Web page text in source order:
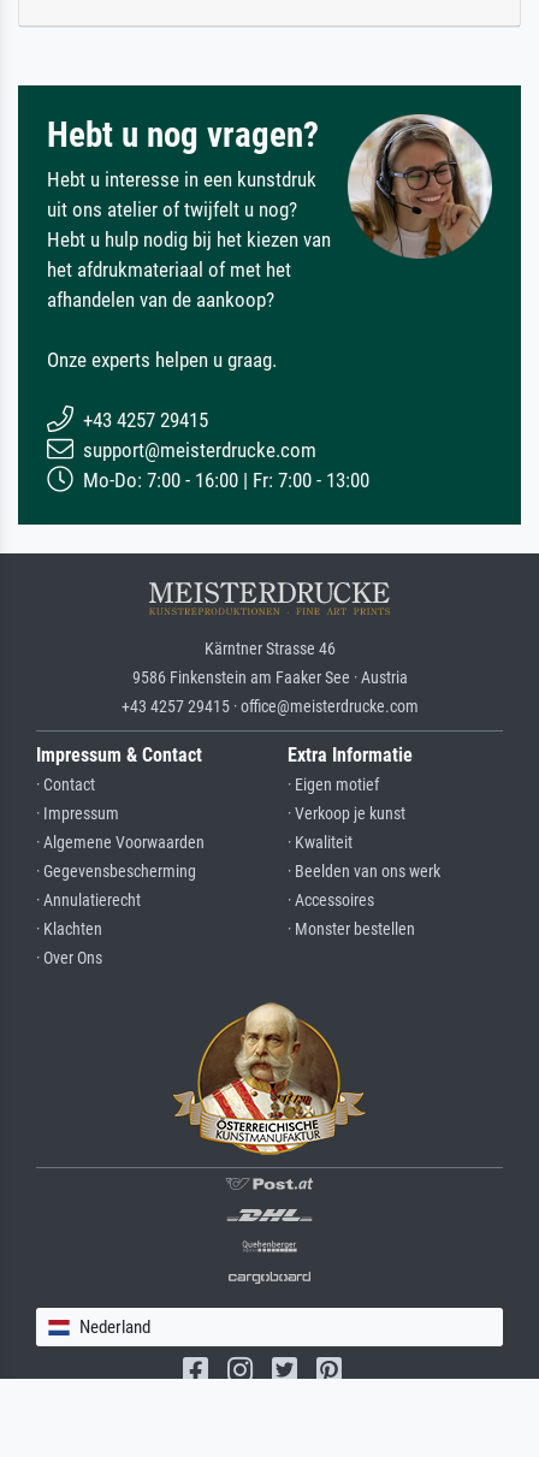
Hebt u nog vragen?
Hebt u interesse in een kunstdruk
uit ons atelier of twijfelt u nog?
Hebt u hulp nodig bij het kiezen van
het afdrukmateriaal of met het
afhandelen van de aankoop?
Onze experts helpen u graag.
+43 4257 29415
support@meisterdrucke.com
Mo-Do: 7:00 - 16:00 | Fr: 7:00 - 13:00
Kärntner Strasse 46
9586 Finkenstein am Faaker See · Austria
+43 4257 29415 · office@meisterdrucke.com
Impressum & Contact
· Contact
· Impressum
· Algemene Voorwaarden
· Gegevensbescherming
· Annulatierecht
· Klachten
· Over Ons
Extra Informatie
· Eigen motief
· Verkoop je kunst
· Kwaliteit
· Beelden van ons werk
· Accessoires
· Monster bestellen
Nederland